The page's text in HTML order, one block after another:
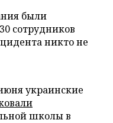
были
сотрудников
никто не
украинские
школы в